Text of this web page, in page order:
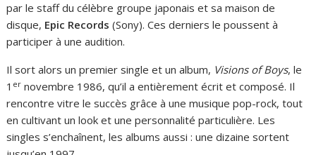
par le staff du célèbre groupe japonais et sa maison de
disque, Epic Records (Sony). Ces derniers le poussent à
participer à une audition.
Il sort alors un premier single et un album, Visions of Boys, le
1 er novembre 1986, qu’il a entièrement écrit et composé. Il
rencontre vitre le succès grâce à une musique pop-rock, tout
en cultivant un look et une personnalité particulière. Les
singles s’enchaînent, les albums aussi : une dizaine sortent